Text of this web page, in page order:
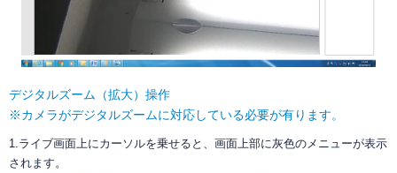
デジタルズーム（拡大）操作
※カメラがデジタルズームに対応している必要が有ります。
1.ライブ画面上にカーソルを乗せると、画面上部に灰色のメニューが表示
されます。